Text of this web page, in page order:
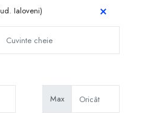
Ialoveni)
Max